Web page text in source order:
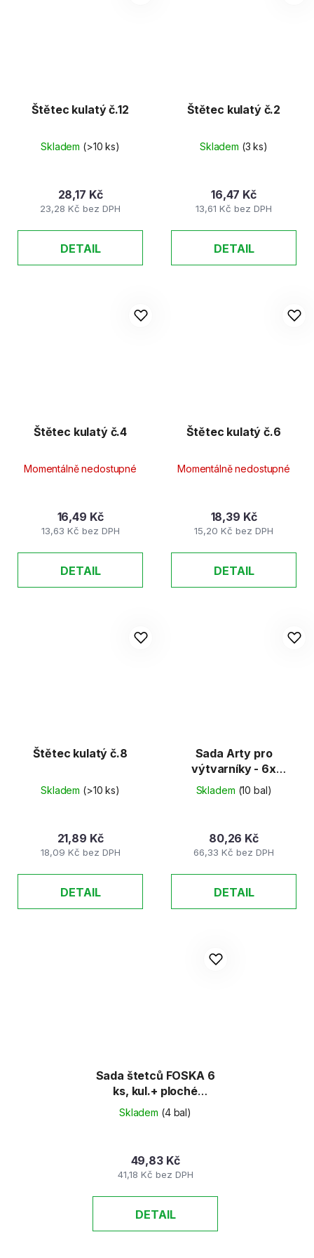
Štětec kulatý č.12
Skladem (>10 ks)
23,28 Kč bez DPH
28,17 Kč
DETAIL
Štětec kulatý č.2
Skladem (3 ks)
13,61 Kč bez DPH
16,47 Kč
DETAIL
Štětec kulatý č.4
Momentálně nedostupné
13,63 Kč bez DPH
16,49 Kč
DETAIL
Štětec kulatý č.6
Momentálně nedostupné
15,20 Kč bez DPH
18,39 Kč
DETAIL
Štětec kulatý č.8
Skladem (>10 ks)
18,09 Kč bez DPH
21,89 Kč
DETAIL
Sada Arty pro
výtvarníky - 6x
štětec + paletka
Skladem (10 bal)
66,33 Kč bez DPH
80,26 Kč
DETAIL
Sada štetců FOSKA 6
ks, kul.+ ploché
(2,4,6,10;8,12) / natur
Skladem (4 bal)
41,18 Kč bez DPH
49,83 Kč
DETAIL